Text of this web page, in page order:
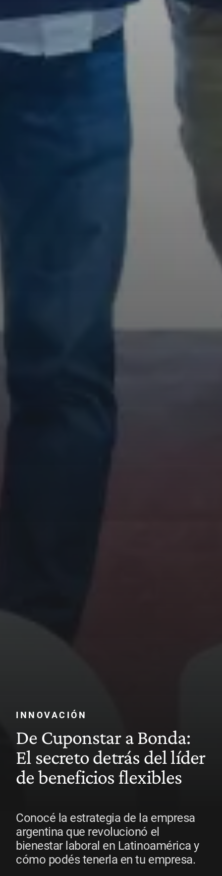
INNOVACIÓN
De Cuponstar a Bonda:
El secreto detrás del líder
de beneficios flexibles
Conocé la estrategia de la empresa
argentina que revolucionó el
bienestar laboral en Latinoamérica y
cómo podés tenerla en tu empresa.